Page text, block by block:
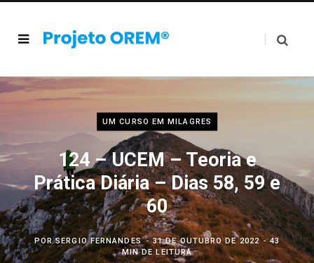
UM CURSO EM MILAGRES
124 – UCEM – Teoria e
Prática Diária – Dias 58, 59 e
60
PORSERGIO FERNANDES 31 DE OUTUBRO DE 2022
43
MIN DE LEITURA